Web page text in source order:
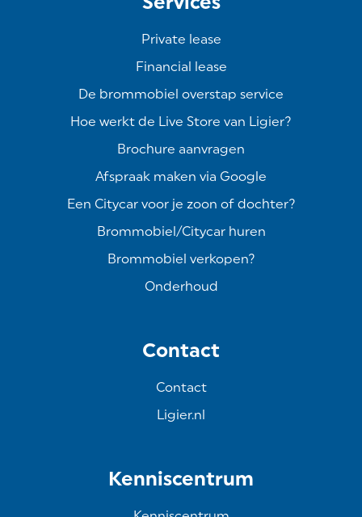
Private lease
Financial lease
De brommobiel overstap service
Hoe werkt de Live Store van Ligier?
Brochure aanvragen
Afspraak maken via Google
Een Citycar voor je zoon of dochter?
Brommobiel/Citycar huren
Brommobiel verkopen?
Onderhoud
Contact
Contact
Ligier.nl
Kenniscentrum